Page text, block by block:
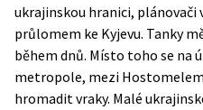
ukrajinskou hranici, plánovači
průlomem ke Kyjevu. Tanky
během dnů. Místo toho se na
metropole, mezi
hromadit vraky. Malé